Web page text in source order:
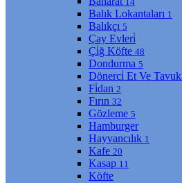
Balık Lokantaları 1
Balıkçı 5
Çay Evleri̇
Çi̇ğ Köfte 48
Dondurma 5
Dönerci̇ Et Ve Tavuk
Fi̇dan 2
Fırın 32
Gözleme 5
Hamburger
Hayvancılık 1
Kafe 20
Kasap 11
Köfte